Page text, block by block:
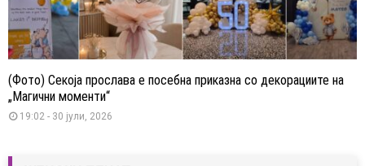
(Фото) Секоја прослава е посебна приказна со декорациите на
„Магични моменти“
19:02 - 30 јули, 2026